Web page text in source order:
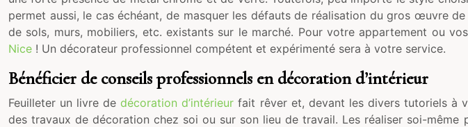
permet aussi, le cas échéant, de masquer les défauts de réalisation du gros œuvre
de sols, murs, mobiliers, etc. existants sur le marché. Pour votre appartement ou
Nice ! Un décorateur professionnel compétent et expérimenté sera à votre service.
Bénéficier de conseils professionnels en décoration d’intérieur
Feuilleter un livre dedécoration d’intérieur fait rêver et, devant les divers tutoriels à
des travaux de décoration chez soi ou sur son lieu de travail. Les réaliser soi-